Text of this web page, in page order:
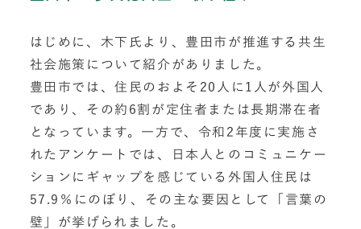
はじめに、木下氏より、豊田市が推進する共生
社会施策について紹介がありました。
豊田市では、住民のおよそ20人に1人が外国人
であり、その約6割が定住者または長期滞在者
となっています。一方で、令和2年度に実施さ
れたアンケートでは、日本人とのコミュニケー
ションにギャップを感じている外国人住民は
57.9％にのぼり、その主な要因として「言葉の
壁」が挙げられました。